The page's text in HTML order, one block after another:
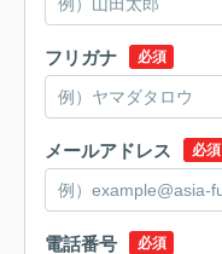
フリガナ 必須
メールアドレス 必須
電話番号 必須